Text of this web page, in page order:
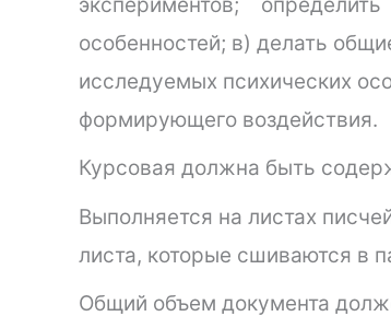
особенностей; в) делать
исследуемых психических
формирующего воздействия.
Курсовая должна быть
Выполняется на листах
листа, которые сшиваются в
Общий объем документа